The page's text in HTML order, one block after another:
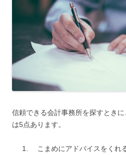
信頼できる会計事務所を探すとき
は5点あります。
こまめにアドバイスをくれ